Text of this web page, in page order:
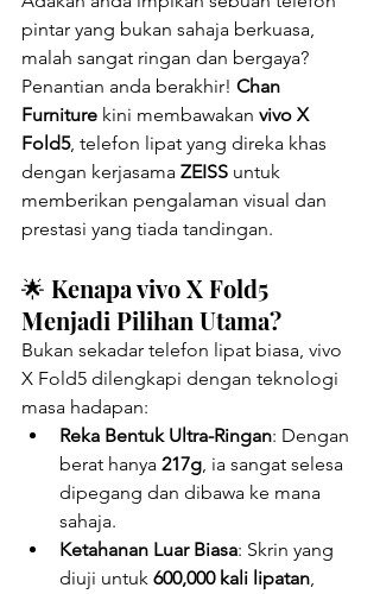
pintar yang bukan sahaja berkuasa,
malah sangat ringan dan bergaya?
Penantian anda berakhir! Chan
Furniture kini membawakan vivo X
Fold5, telefon lipat yang direka khas
dengan kerjasama ZEISS untuk
memberikan pengalaman visual dan
prestasi yang tiada tandingan.
🌟 Kenapa vivo X Fold5
Menjadi Pilihan Utama?
Bukan sekadar telefon lipat biasa, vivo
X Fold5 dilengkapi dengan teknologi
masa hadapan:
Reka Bentuk Ultra-Ringan: Dengan
berat hanya 217g, ia sangat selesa
dipegang dan dibawa ke mana
sahaja.
Ketahanan Luar Biasa: Skrin yang
diuji untuk 600,000 kali lipatan,